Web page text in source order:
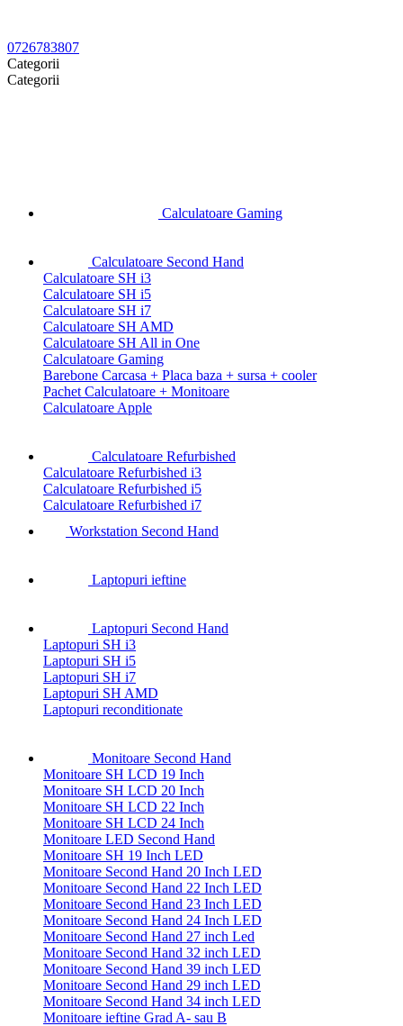
0726783807
Categorii
Categorii
Calculatoare Gaming
Calculatoare Second Hand
Calculatoare SH i3
Calculatoare SH i5
Calculatoare SH i7
Calculatoare SH AMD
Calculatoare SH All in One
Calculatoare Gaming
Barebone Carcasa + Placa baza + sursa + cooler
Pachet Calculatoare + Monitoare
Calculatoare Apple
Calculatoare Refurbished
Calculatoare Refurbished i3
Calculatoare Refurbished i5
Calculatoare Refurbished i7
Workstation Second Hand
Laptopuri ieftine
Laptopuri Second Hand
Laptopuri SH i3
Laptopuri SH i5
Laptopuri SH i7
Laptopuri SH AMD
Laptopuri reconditionate
Monitoare Second Hand
Monitoare SH LCD 19 Inch
Monitoare SH LCD 20 Inch
Monitoare SH LCD 22 Inch
Monitoare SH LCD 24 Inch
Monitoare LED Second Hand
Monitoare SH 19 Inch LED
Monitoare Second Hand 20 Inch LED
Monitoare Second Hand 22 Inch LED
Monitoare Second Hand 23 Inch LED
Monitoare Second Hand 24 Inch LED
Monitoare Second Hand 27 inch Led
Monitoare Second Hand 32 inch LED
Monitoare Second Hand 39 inch LED
Monitoare Second Hand 29 inch LED
Monitoare Second Hand 34 inch LED
Monitoare ieftine Grad A- sau B